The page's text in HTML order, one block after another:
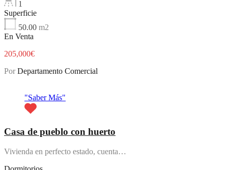
1
Superficie
50.00 m2
En Venta
205,000€
Por Departamento Comercial
"Saber Más"
Casa de pueblo con huerto
Vivienda en perfecto estado, cuenta…